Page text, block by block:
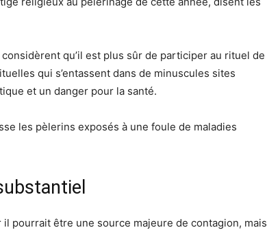
qu’il est plus sûr de participer au rituel de
qui s’entassent dans de minuscules sites
et un danger pour la santé.
les pèlerins exposés à une foule de maladies
pourrait être une source majeure de contagion, mais